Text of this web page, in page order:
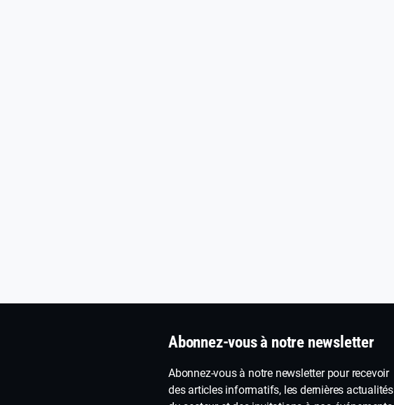
Abonnez-vous à notre newsletter
Abonnez-vous à notre newsletter pour recevoir
des articles informatifs, les dernières actualités